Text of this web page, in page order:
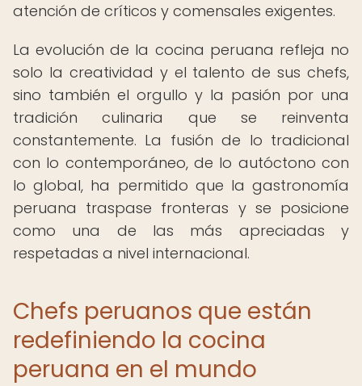
atención de críticos y comensales exigentes.
La evolución de la cocina peruana refleja no
solo la creatividad y el talento de sus chefs,
sino también el orgullo y la pasión por una
tradición culinaria que se reinventa
constantemente. La fusión de lo tradicional
con lo contemporáneo, de lo autóctono con
lo global, ha permitido que la gastronomía
peruana traspase fronteras y se posicione
como una de las más apreciadas y
respetadas a nivel internacional.
Chefs peruanos que están
redefiniendo la cocina
peruana en el mundo